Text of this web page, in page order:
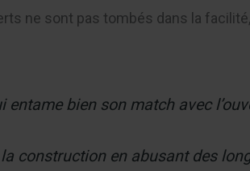
ne sont pas tombés dans la
entame bien son match avec
construction en abusant des